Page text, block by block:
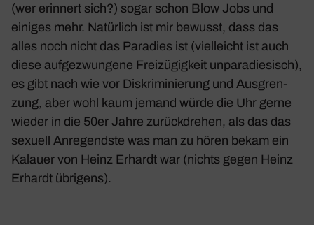
(wer erin­nert sich?) sogar schon Blow Jobs und
einiges mehr. Natür­lich ist mir bewusst, dass das
alles noch nicht das Para­dies ist (viel­leicht ist auch
diese aufge­zwun­gene Frei­zü­gig­keit unpa­ra­die­sisch),
es gibt nach wie vor Diskri­mi­nie­rung und Ausgren­
zung, aber wohl kaum jemand würde die Uhr gerne
wieder in die 50er Jahre zurück­drehen, als das das
sexuell Anre­gendste was man zu hören bekam ein
Kalauer von Heinz Erhardt war (nichts gegen Heinz
Erhardt übri­gens).